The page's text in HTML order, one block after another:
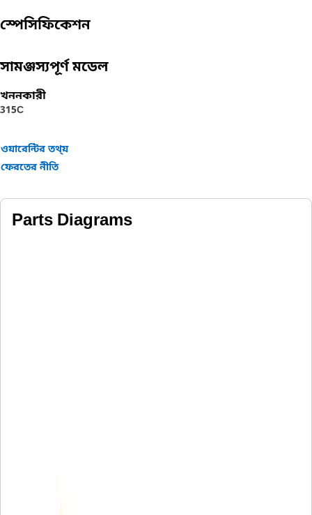
স্পেসিফিকেশন
সামঞ্জস্যপূর্ণ মডেল
খননকারী
315C
ওয়ারেন্টির তথ্য়
ফেরতের নীতি
Parts Diagrams